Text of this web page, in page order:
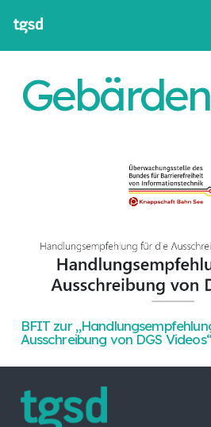
BFIT zur
Ausschreibung von DGS Videos“